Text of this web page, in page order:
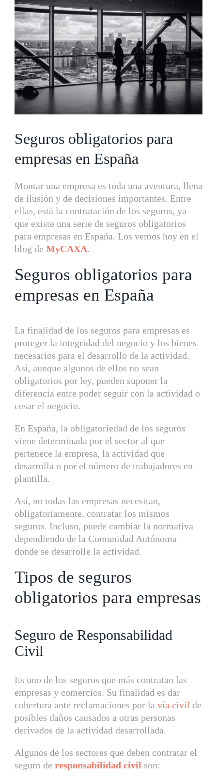
más
grande
Seguros obligatorios para
empresas en España
Montar una empresa es toda una aventura, llena
de ilusión y de decisiones importantes. Entre
ellas, está la contratación de los seguros, ya
que existe una serie de seguros obligatorios
para empresas en España. Los vemos hoy en el
blog de MyCAXA.
Seguros obligatorios para
empresas en España
La finalidad de los seguros para empresas es
proteger la integridad del negocio y los bienes
necesarios para el desarrollo de la actividad.
Así, aunque algunos de ellos no sean
obligatorios por ley, pueden suponer la
diferencia entre poder seguir con la actividad o
cesar el negocio.
En España, la obligatoriedad de los seguros
viene determinada por el sector al que
pertenece la empresa, la actividad que
desarrolla o por el número de trabajadores en
plantilla.
Así, no todas las empresas necesitan,
obligatoriamente, contratar los mismos
seguros. Incluso, puede cambiar la normativa
dependiendo de la Comunidad Autónoma
donde se desarrolle la actividad.
Tipos de seguros
obligatorios para empresas
Seguro de Responsabilidad
Civil
Es uno de los seguros que más contratan las
empresas y comercios. Su finalidad es dar
cobertura ante reclamaciones por la vía civil de
posibles daños causados a otras personas
derivados de la actividad desarrollada.
Algunos de los sectores que deben contratar el
seguro de responsabilidad civil son: